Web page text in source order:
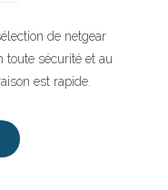
de netgear
toute sécurité et au
est rapide.